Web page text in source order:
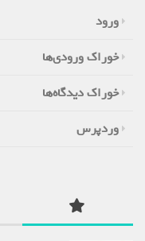
ورود
خوراک ورودی‌ها
خوراک دیدگاه‌ها
وردپرس